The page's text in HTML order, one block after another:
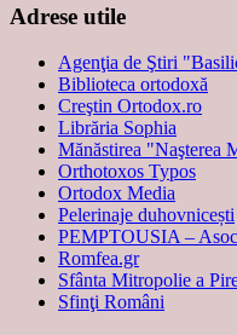
Adrese utile
Agenţia de Ştiri
Biblioteca ortodoxă
Creştin Ortodox.ro
Librăria Sophia
Mănăstirea "Naşterea
Orthotoxos Typos
Ortodox Media
Pelerinaje duhovnicești
PEMPTOUSIA –
Romfea.gr
Sfânta Mitropolie a
Sfinţi Români